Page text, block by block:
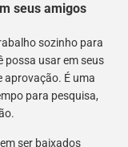
seus amigos
sozinho para
possa usar em seus
aprovação. É uma
para pesquisa,
ser baixados